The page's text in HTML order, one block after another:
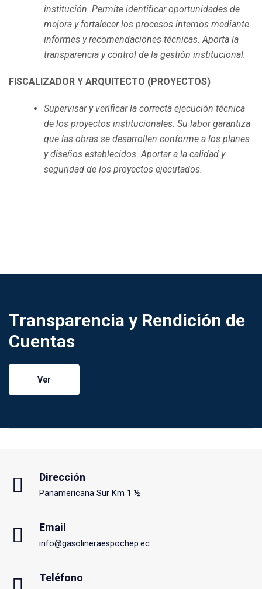
institución. Permite identificar oportunidades de
mejora y fortalecer los procesos internos mediante
informes y recomendaciones técnicas. Aporta la
transparencia y control de la gestión institucional.
FISCALIZADOR Y ARQUITECTO (PROYECTOS)
Supervisar y verificar la correcta ejecución técnica
de los proyectos institucionales. Su labor garantiza
que las obras se desarrollen conforme a los planes
y diseños establecidos. Aportar a la calidad y
seguridad de los proyectos ejecutados.
Transparencia y Rendición de
Cuentas
Ver
Dirección
Panamericana Sur Km 1 ½
Email
info@gasolineraespochep.ec
Teléfono